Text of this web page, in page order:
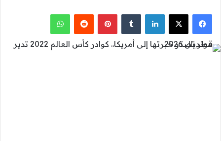
فيسبوك
‫X لينكدإن بينتيريست واتساب